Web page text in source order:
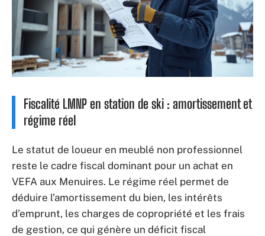
Fiscalité LMNP en station de ski : amortissement et
régime réel
Le statut de loueur en meublé non professionnel
reste le cadre fiscal dominant pour un achat en
VEFA aux Menuires. Le régime réel permet de
déduire l’amortissement du bien, les intérêts
d’emprunt, les charges de copropriété et les frais
de gestion, ce qui génère un déficit fiscal